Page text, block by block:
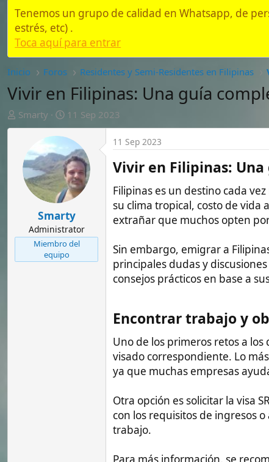
Toca aquí para entrar
Inicio Foros Residentes y Semi-Residentes en Filipinas
Vivir en Filipinas: Una guía completa
A
t
o
Smarty F
c
h
a
e
i
n
i
c
o
11 Sep 2023
Smarty
Administrator
Miembro del
equipo
11 Sep 2023
Vivir en Filipinas: Una guía
Filipinas es un destino cada vez más
su clima tropical, costo de vida
extrañar que muchos opten por
Sin embargo, emigrar a Filipinas
principales dudas y discusiones que
consejos prácticos en base a sus
Encontrar trabajo y
Uno de los primeros retos a los que
visado correspondiente. Lo más
Otra opción es solicitar la visa SRRV
trabajo.
Para más información, se